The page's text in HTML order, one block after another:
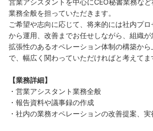
営業アシスタントを中心にCEO秘書業務な
業務全般を担っていただきます。
ご希望や志向に応じて、将来的には社内プ
から運用、改善までお任せしながら、組織
拡張性のあるオペレーション体制の構築から
で、幅広く関わっていただければと考えてま
【業務詳細】
・営業アシスタント業務全般
・報告資料や議事録の作成
・社内の業務オペレーションの改善提案、実